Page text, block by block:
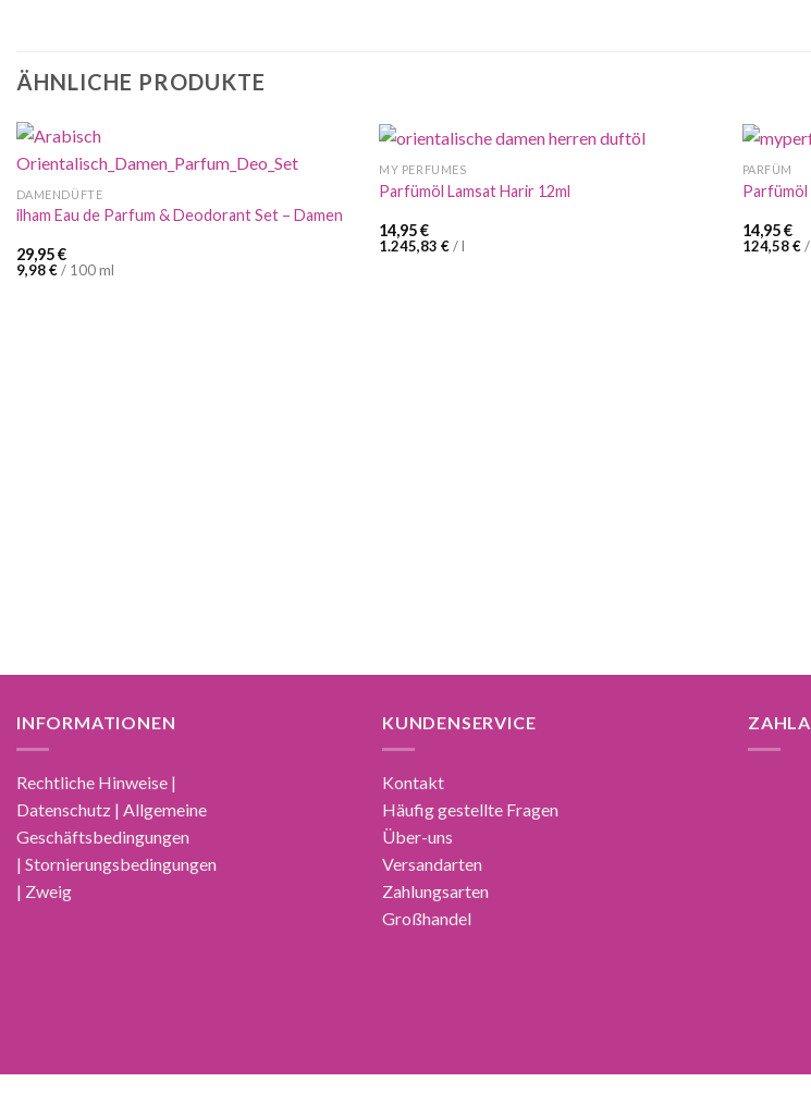
ÄHNLICHE PRODUKTE
DAMENDÜFTE
ilham Eau de Parfum & Deodorant Set – Damen
29,95€
9,98€/ 100 ml
MY PERFUMES
Parfümöl Lamsat Harir 12ml
14,95€
1.245,83€/l
PARFÜM
Parfümöl
14,95€
124,58€/
INFORMATIONEN
Rechtliche Hinweise |
Datenschutz | Allgemeine
Geschäftsbedingungen
| Stornierungsbedingungen
| Zweig
KUNDENSERVICE
Kontakt
Häufig gestellte Fragen
Über-uns
Versandarten
Zahlungsarten
Großhandel